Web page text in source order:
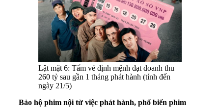
Lật mặt 6: Tấm vé định mệnh đạt doanh thu
260 tỷ sau gần 1 tháng phát hành (tính đến
ngày 21/5)
Bảo hộ phim nội từ việc phát hành, phổ biến phim